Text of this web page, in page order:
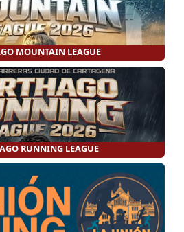
MOUNTAIN LEAGUE
RUNNING LEAGUE